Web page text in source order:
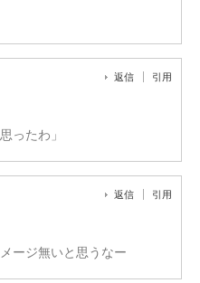
返信 引用
ったわ」
返信 引用
ージ無いと思うなー